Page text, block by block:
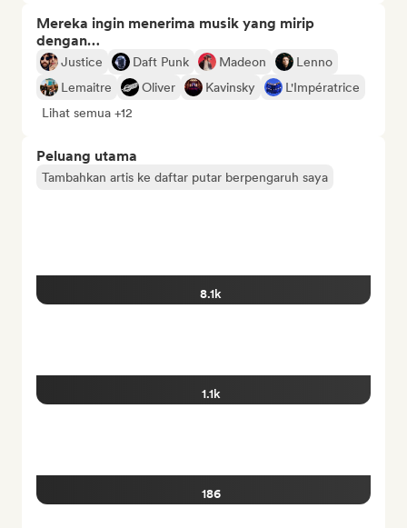
Mereka ingin menerima musik yang mirip
dengan…
Justice Daft Punk Madeon
Lenno
Lemaitre
Oliver Kavinsky
L'Impératrice
Lihat semua +12
Peluang utama
Tambahkan artis ke daftar putar berpengaruh saya
8.1k
1.1k
186